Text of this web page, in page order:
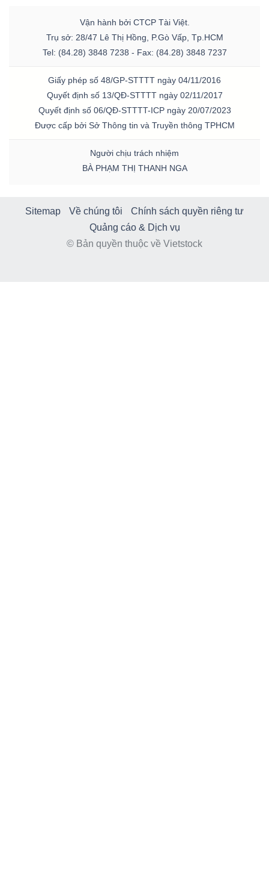
Vận hành bởi CTCP Tài Việt.
Trụ sở: 28/47 Lê Thị Hồng, P.Gò Vấp, Tp.HCM
Tel: (84.28) 3848 7238 - Fax: (84.28) 3848 7237
Giấy phép số 48/GP-STTTT ngày 04/11/2016
Quyết định số 13/QĐ-STTTT ngày 02/11/2017
Quyết định số 06/QĐ-STTTT-ICP ngày 20/07/2023
Được cấp bởi Sở Thông tin và Truyền thông TPHCM
Người chịu trách nhiệm
BÀ PHẠM THỊ THANH NGA
Sitemap Về chúng tôi
Chính sách quyền riêng tư
Quảng cáo & Dịch vụ
© Bản quyền thuộc về Vietstock